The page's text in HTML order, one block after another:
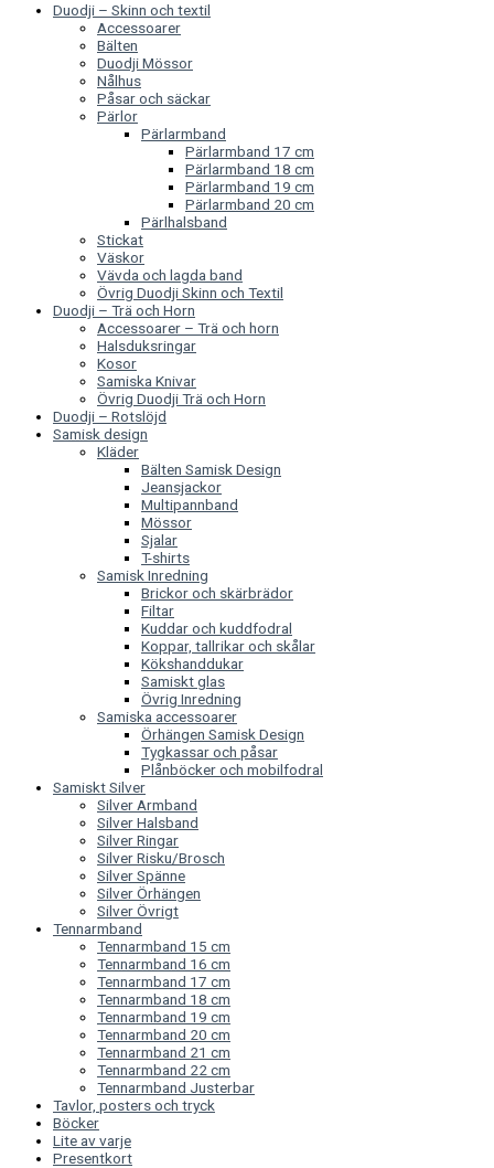
Duodji – Skinn och textil
Accessoarer
Bälten
Duodji Mössor
Nålhus
Påsar och säckar
Pärlor
Pärlarmband
Pärlarmband 17 cm
Pärlarmband 18 cm
Pärlarmband 19 cm
Pärlarmband 20 cm
Pärlhalsband
Stickat
Väskor
Vävda och lagda band
Övrig Duodji Skinn och Textil
Duodji – Trä och Horn
Accessoarer – Trä och horn
Halsduksringar
Kosor
Samiska Knivar
Övrig Duodji Trä och Horn
Duodji – Rotslöjd
Samisk design
Kläder
Bälten Samisk Design
Jeansjackor
Multipannband
Mössor
Sjalar
T-shirts
Samisk Inredning
Brickor och skärbrädor
Filtar
Kuddar och kuddfodral
Koppar, tallrikar och skålar
Kökshanddukar
Samiskt glas
Övrig Inredning
Samiska accessoarer
Örhängen Samisk Design
Tygkassar och påsar
Plånböcker och mobilfodral
Samiskt Silver
Silver Armband
Silver Halsband
Silver Ringar
Silver Risku/Brosch
Silver Spänne
Silver Örhängen
Silver Övrigt
Tennarmband
Tennarmband 15 cm
Tennarmband 16 cm
Tennarmband 17 cm
Tennarmband 18 cm
Tennarmband 19 cm
Tennarmband 20 cm
Tennarmband 21 cm
Tennarmband 22 cm
Tennarmband Justerbar
Tavlor, posters och tryck
Böcker
Lite av varje
Presentkort